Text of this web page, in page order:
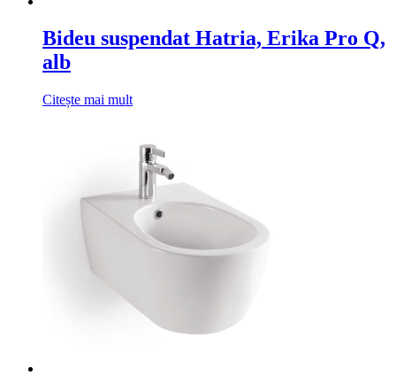
Bideu suspendat Hatria, Erika Pro Q,
alb
Citește mai mult